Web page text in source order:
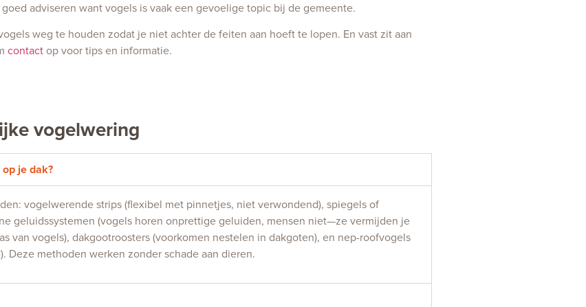
adviseren want vogels is vaak een gevoelige topic bij de gemeente.
weg te houden zodat je niet achter de feiten aan hoeft te lopen. En vast zit aan
contact op voor tips en informatie.
vogelwering
je dak?
vogelwerende strips (flexibel met pinnetjes, niet verwondend), spiegels of
geluidssystemen (vogels horen onprettige geluiden, mensen niet—ze vermijden je
van vogels), dakgootroosters (voorkomen nestelen in dakgoten), en nep-roofvogels
Deze methoden werken zonder schade aan dieren.